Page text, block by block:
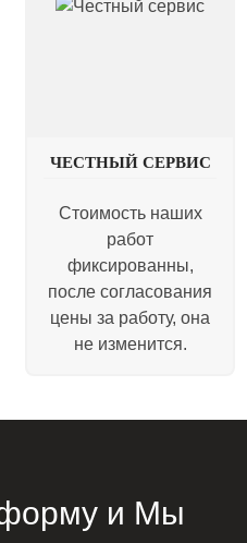
ЧЕСТНЫЙ СЕРВИС
Стоимость наших
работ
фиксированны,
после согласования
цены за работу, она
не изменится.
и Мы